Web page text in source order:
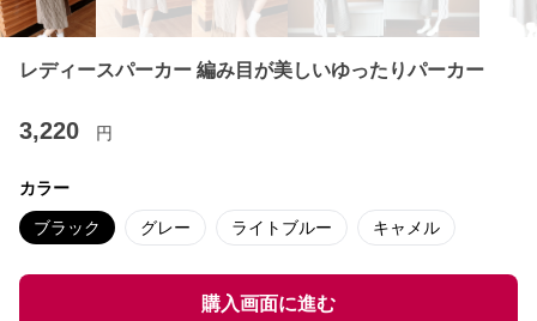
レディースパーカー 編み目が美しいゆったりパーカー
3,220 円
カラー
ブラック グレー ライトブルー キャメル
購入画面に進む